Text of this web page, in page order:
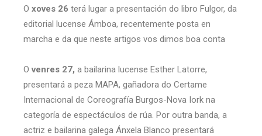
O xoves 26 terá lugar a presentación do libro Fulgor, da
editorial lucense Ámboa, recentemente posta en
marcha e da que neste artigos vos dimos boa conta
O venres 27, a bailarina lucense Esther Latorre,
presentará a peza MAPA, gañadora do Certame
Internacional de Coreografía Burgos-Nova Iork na
categoría de espectáculos de rúa. Por outra banda, a
actriz e bailarina galega Ánxela Blanco presentará